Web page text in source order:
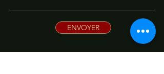
ENVOYER